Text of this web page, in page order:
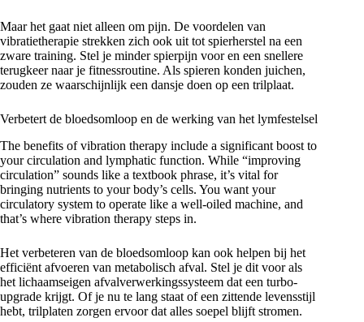
Maar het gaat niet alleen om pijn. De voordelen van
vibratietherapie strekken zich ook uit tot spierherstel na een
zware training. Stel je minder spierpijn voor en een snellere
terugkeer naar je fitnessroutine. Als spieren konden juichen,
zouden ze waarschijnlijk een dansje doen op een trilplaat.
Verbetert de bloedsomloop en de werking van het lymfestelsel
The benefits of vibration therapy include a significant boost to
your circulation and lymphatic function. While “improving
circulation” sounds like a textbook phrase, it’s vital for
bringing nutrients to your body’s cells. You want your
circulatory system to operate like a well-oiled machine, and
that’s where vibration therapy steps in.
Het verbeteren van de bloedsomloop kan ook helpen bij het
efficiënt afvoeren van metabolisch afval. Stel je dit voor als
het lichaamseigen afvalverwerkingssysteem dat een turbo-
upgrade krijgt. Of je nu te lang staat of een zittende levensstijl
hebt, trilplaten zorgen ervoor dat alles soepel blijft stromen.